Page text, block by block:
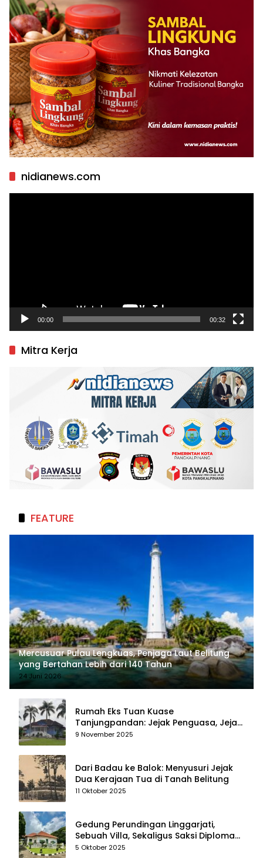
nidianews.com
00:00 00:32
Mitra Kerja
FEATURE
Mercusuar Pulau Lengkuas, Penjaga Laut Belitung
yang Bertahan Lebih dari 140 Tahun
24 Juni 2026
Rumah Eks Tuan Kuase
Tanjungpandan: Jejak Penguasa, Jejak
Kenangan
9 November 2025
Dari Badau ke Balok: Menyusuri Jejak
Dua Kerajaan Tua di Tanah Belitung
11 Oktober 2025
Gedung Perundingan Linggarjati,
Sebuah Villa, Sekaligus Saksi Diplomasi
yang Mengubah Arah Bangsa
5 Oktober 2025